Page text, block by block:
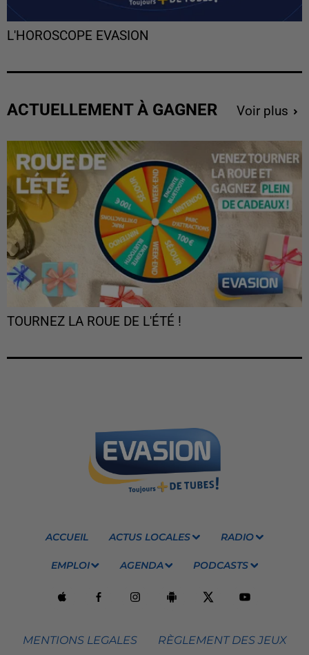
L'HOROSCOPE EVASION
ACTUELLEMENT À GAGNER Voir plus
TOURNEZ LA ROUE DE L'ÉTÉ !
ACCUEIL ACTUS LOCALES RADIO
EMPLOI AGENDA PODCASTS
MENTIONS LEGALES RÈGLEMENT DES JEUX